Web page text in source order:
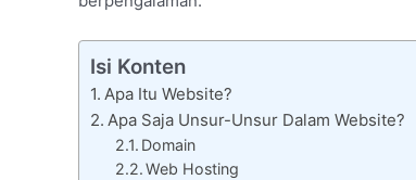
Isi Konten
Apa Itu Website?
Apa Saja Unsur-Unsur Dalam Website?
Domain
Web Hosting